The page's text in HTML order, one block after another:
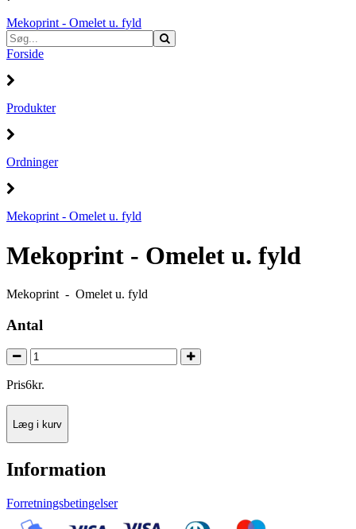
Mekoprint - Omelet u. fyld
Forside
Produkter
Ordninger
Mekoprint - Omelet u. fyld
Mekoprint - Omelet u. fyld
Mekoprint - Omelet u. fyld
Antal
Pris6kr.
Læg i kurv
Information
Forretningsbetingelser